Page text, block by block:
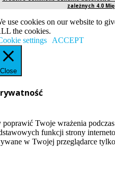
zależnych 4.0
use cookies on our website to
the cookies.
settings
ACCEPT
Close
Twoje wrażenia
funkcji strony
w Twojej przeglądarce